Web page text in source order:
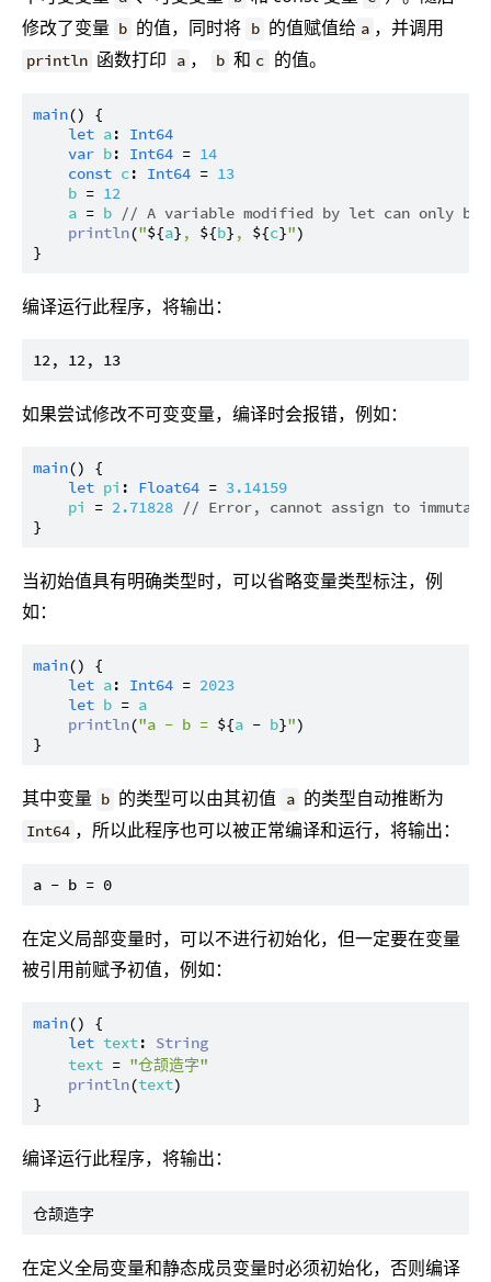
修改了变量 b 的值，同时将 b 的值赋值给 a ，并调用
println 函数打印 a ， b 和 c 的值。
main() {
let a: Int64
var b: Int64 = 14
const c: Int64 = 13
b = 12
a = b // A variable modified by let can only
println("${a} , ${b} , ${c}")
编译运行此程序，将输出：
如果尝试修改不可变变量，编译时会报错，例如：
main() {
let pi : Float64 = 3.14159
pi
= 2.71828 // Error, cannot assign to
当初始值具有明确类型时，可以省略变量类型标注，例
如：
main() {
let a: Int64 = 2023
let b = a
println("a - b = ${a - b}")
其中变量 b 的类型可以由其初值 a 的类型自动推断为
Int64 ，所以此程序也可以被正常编译和运行，将输出：
在定义局部变量时，可以不进行初始化，但一定要在变量
被引用前赋予初值，例如：
main() {
let text: String
text = "仓颉造字"
println(text)
编译运行此程序，将输出：
在定义全局变量和静态成员变量时必须初始化，否则编译